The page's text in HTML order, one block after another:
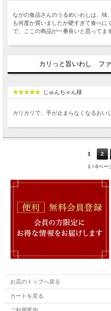
ながの食品さんのうるめいわしは、味
も何度か買いましたが硬すぎて食べ
で、ここの商品が一番良いと思ってます
カリっと旨いわし フ
じゅんちゃん様
カリカリで、手が止まらなくなるおい
1 2
1 / 6ペー
お店のトップへ戻る
カートを見る
ご利用案内